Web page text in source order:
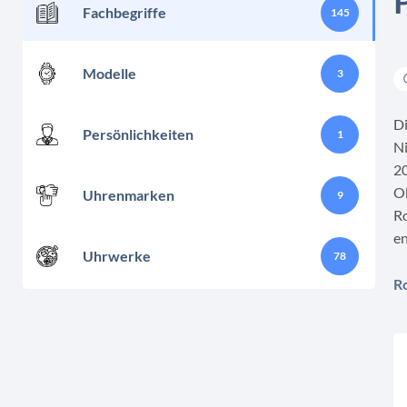
Fachbegriffe 145
Modelle 3
Persönlichkeiten 1
Uhrenmarken 9
Uhrwerke 78